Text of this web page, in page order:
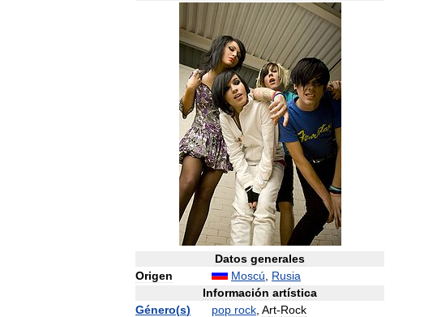
Datos generales
Origen
Moscú
Rusia
Información artística
Género(s) pop rock Art-Rock